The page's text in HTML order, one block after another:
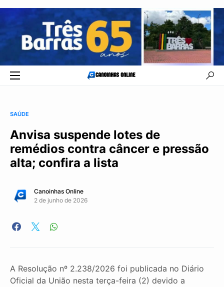
SAÚDE
Anvisa suspende lotes de
remédios contra câncer e pressão
alta; confira a lista
Canoinhas Online
2 de junho de 2026
A Resolução nº 2.238/2026 foi publicada no Diário
Oficial da União nesta terça-feira (2) devido a